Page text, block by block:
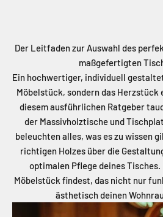
Der Leitfaden zur Auswahl des
maßgefertigten
Ein hochwertiger, individuell
Möbelstück, sondern das Herzstück
diesem ausführlichen Ratgeber
der Massivholztische und
beleuchten alles, was es zu wissen
richtigen Holzes über die
optimalen Pflege deines
Möbelstück findest, das nicht nur
ästhetisch deinen